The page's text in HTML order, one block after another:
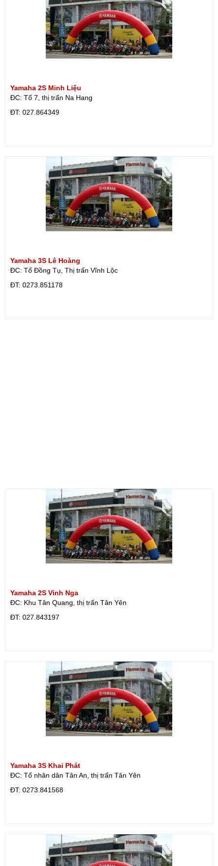
Yamaha 2S Minh Liệu
ĐC: Tổ 7, thị trấn Na Hang
ÐT: 027.864349
Yamaha 3S Lê Hoàng
ĐC: Tổ Đồng Tụ, Thị trấn Vĩnh Lộc
ÐT: 0273.851178
Yamaha 2S Vinh Nga
ĐC: Khu Tân Quang, thị trấn Tân Yên
ÐT: 027.843197
Yamaha 3S Khai Phát
ĐC: Tổ nhân dân Tân An, thị trấn Tân Yên
ÐT: 0273.841568